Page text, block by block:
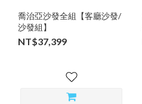
喬治亞沙發全組【客廳沙發/
沙發組】
NT$37,399